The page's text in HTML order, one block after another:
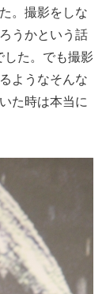
。撮影をしな
うかという話
した。でも撮影
ようなそんな
た時は本当に